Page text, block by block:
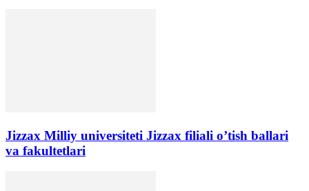
Jizzax Milliy universiteti Jizzax filiali o’tish ballari
va fakultetlari